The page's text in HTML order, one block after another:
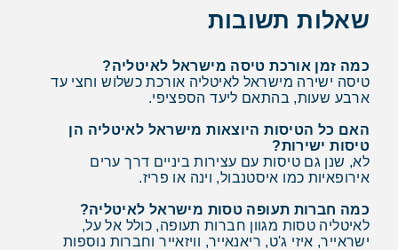
שאלות תשובות
כמה זמן אורכת טיסה מישראל לאיטליה?
טיסה ישירה מישראל לאיטליה אורכת כשלוש וחצי עד
ארבע שעות, בהתאם ליעד הספציפי.
האם כל הטיסות היוצאות מישראל לאיטליה הן
טיסות ישירות?
לא, שנן גם טיסות עם עצירות ביניים דרך ערים
אירופאיות כמו איסטנבול, וינה או פריז.
כמה חברות תעופה טסות מישראל לאיטליה?
לאיטליה טסות מגוון חברות תעופה, כולל אל על,
ישראייר, איזי ג'ט, ריאנאייר, וויזאייר וחברות נוספות